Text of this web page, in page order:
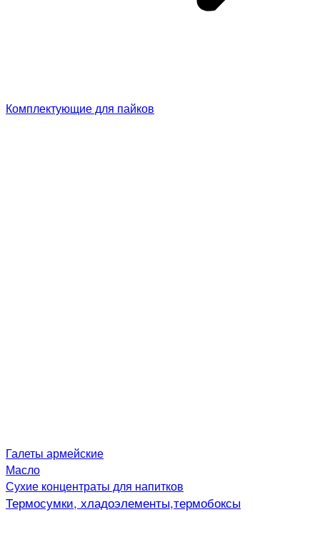
Комплектующие для пайков
Галеты армейские
Масло
Сухие концентраты для напитков
Термосумки, хладоэлементы,термобоксы